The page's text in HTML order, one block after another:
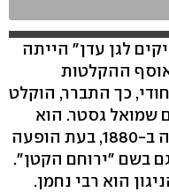
לגן עדן" הייתה
ההקלטות
כך התברר, הוקלט
שמואל גסטר. הוא
סיפר כי שמע את השיר לראשונה ב-1880, בעת הופעה
בשם "ירוחם הקטן".
הוא רבי נחמן.